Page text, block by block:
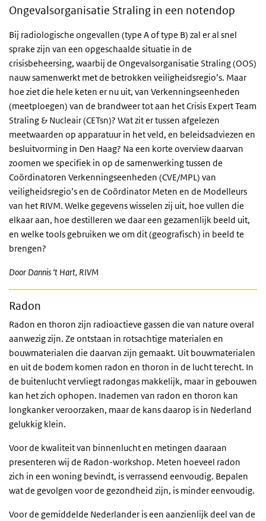
Ongevalsorganisatie Straling in een notendop
Bij radiologische ongevallen (type A of type B) zal er al snel
sprake zijn van een opgeschaalde situatie in de
crisisbeheersing, waarbij de Ongevalsorganisatie Straling (OOS)
nauw samenwerkt met de betrokken veiligheidsregio’s. Maar
hoe ziet die hele keten er nu uit, van Verkenningseenheden
(meetploegen) van de brandweer tot aan het Crisis Expert Team
Straling & Nucleair (CETsn)? Wat zit er tussen afgelezen
meetwaarden op apparatuur in het veld, en beleidsadviezen en
besluitvorming in Den Haag? Na een korte overview daarvan
zoomen we specifiek in op de samenwerking tussen de
Coördinatoren Verkenningseenheden (CVE/MPL) van
veiligheidsregio’s en de Coördinator Meten en de Modelleurs
van het RIVM. Welke gegevens wisselen zij uit, hoe vullen die
elkaar aan, hoe destilleren we daar een gezamenlijk beeld uit,
en welke tools gebruiken we om dit (geografisch) in beeld te
brengen?
Door Dannis ‘t Hart, RIVM
Radon
Radon en thoron zijn radioactieve gassen die van nature overal
aanwezig zijn. Ze ontstaan in rotsachtige materialen en
bouwmaterialen die daarvan zijn gemaakt. Uit bouwmaterialen
en uit de bodem komen radon en thoron in de lucht terecht. In
de buitenlucht vervliegt radongas makkelijk, maar in gebouwen
kan het zich ophopen. Inademen van radon en thoron kan
longkanker veroorzaken, maar de kans daarop is in Nederland
gelukkig klein.
Voor de kwaliteit van binnenlucht en metingen daaraan
presenteren wij de Radon-workshop. Meten hoeveel radon
zich in een woning bevindt, is verrassend eenvoudig. Bepalen
wat de gevolgen voor de gezondheid zijn, is minder eenvoudig.
Voor de gemiddelde Nederlander is een aanzienlijk deel van de